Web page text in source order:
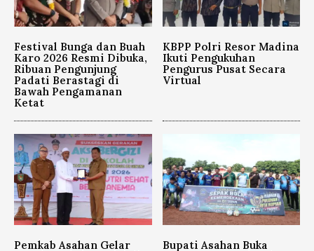
Festival Bunga dan Buah
Karo 2026 Resmi Dibuka,
Ribuan Pengunjung
Padati Berastagi di
Bawah Pengamanan
Ketat
KBPP Polri Resor Madina
Ikuti Pengukuhan
Pengurus Pusat Secara
Virtual
Pemkab Asahan Gelar
Bupati Asahan Buka